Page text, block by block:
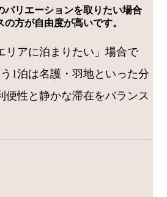
バリエーションを取りたい場合
の方が自由度が高いです。
リアに泊まりたい」場合で
1泊は名護・羽地といった分
便性と静かな滞在をバランス